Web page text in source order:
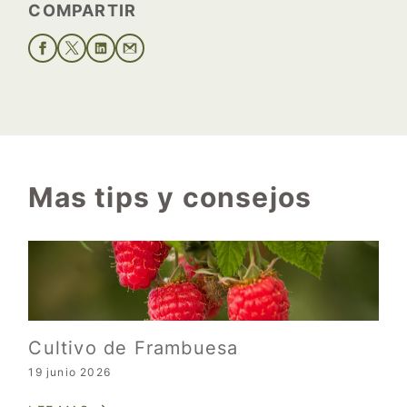
COMPARTIR
Mas tips y consejos
Cultivo de Frambuesa
19 junio 2026